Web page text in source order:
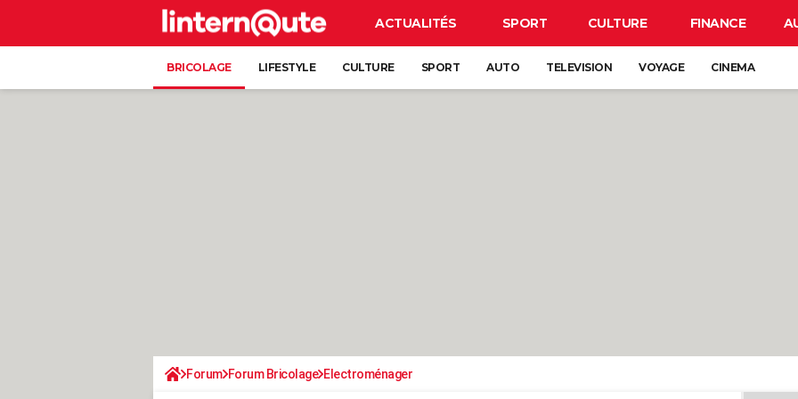
ACTUALITÉS SPORT CULTURE FINANCE
BRICOLAGE LIFESTYLE CULTURE SPORT AUTO TELEVISION VOYAGE CINEMA
Forum Forum Bricolage Electroménager